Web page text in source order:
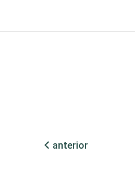
anterior